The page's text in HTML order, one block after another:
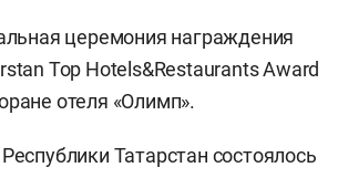
церемония награждения
Top Hotels&Restaurants Award
отеля «Олимп».
Татарстан состоялось